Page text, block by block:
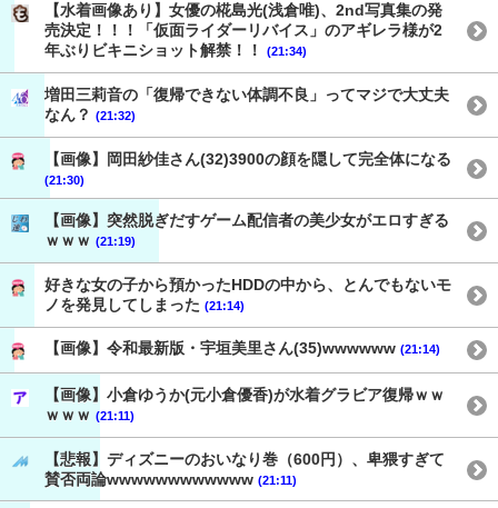
【水着画像あり】女優の椛島光(浅倉唯)、2nd写真集の発
売決定！！！「仮面ライダーリバイス」のアギレラ様が2
年ぶりビキニショット解禁！！
(21:34)
増田三莉音の「復帰できない体調不良」ってマジで大丈夫
なん？ (21:32)
【画像】岡田紗佳さん(32)3900の顔を隠して完全体になる
(21:30)
【画像】突然脱ぎだすゲーム配信者の美少女がエロすぎる
ｗｗｗ (21:19)
好きな女の子から預かったHDDの中から、とんでもないモ
ノを発見してしまった (21:14)
【画像】令和最新版・宇垣美里さん(35)wwwwww (21:14)
【画像】小倉ゆうか(元小倉優香)が水着グラビア復帰ｗｗ
ｗｗｗ (21:11)
【悲報】ディズニーのおいなり巻（600円）、卑猥すぎて
賛否両論wwwwwwwwwwww (21:11)